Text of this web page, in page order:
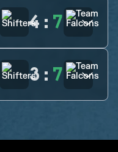
4 : 7
3 : 7